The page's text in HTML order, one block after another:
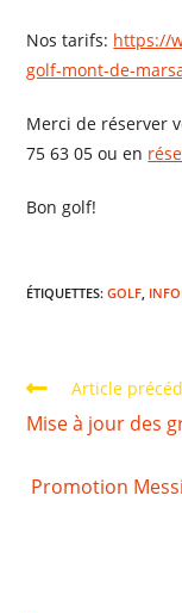
Nos tarifs: https://
golf-mont-de-
Merci de réserver
75 63 05 ou en
Bon golf!
ÉTIQUETTES:GOLF,
Article
Mise à jour des
Promotion